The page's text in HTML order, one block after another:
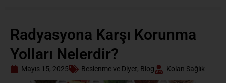
Radyasyona Karşı Korunma
Yolları Nelerdir?
Mayıs 15, 2025 Beslenme ve Diyet, Blog Kolan Sağlık